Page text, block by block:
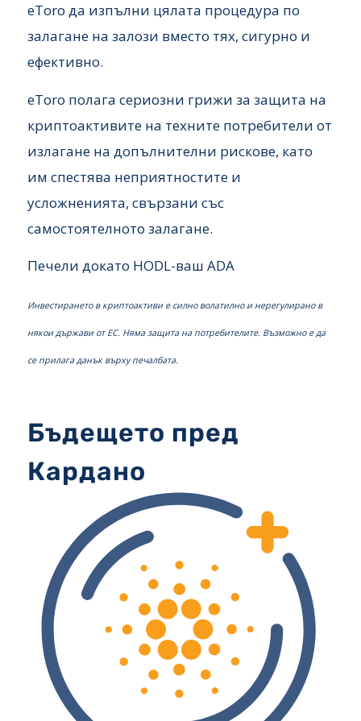
eToro да изпълни цялата процедура по
залагане на залози вместо тях, сигурно и
ефективно.
eToro полага сериозни грижи за защита на
криптоактивите на техните потребители от
излагане на допълнителни рискове, като
им спестява неприятностите и
усложненията, свързани със
самостоятелното залагане.
Печели докато HODL-ваш ADA
Инвестирането в криптоактиви е силно волатилно и нерегулирано в
някои държави от ЕС. Няма защита на потребителите. Възможно е да
се прилага данък върху печалбата.
Бъдещето пред
Кардано